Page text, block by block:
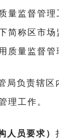
量监督管
简称区市
质量监督管
局负责辖区
理工作。
人员要求）